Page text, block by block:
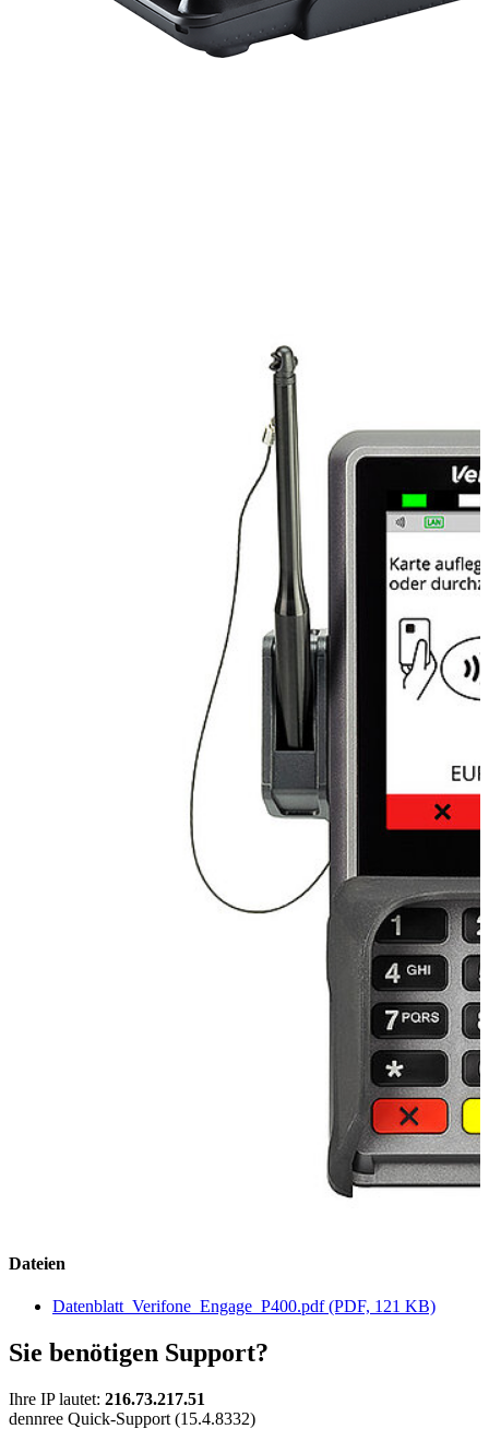
Dateien
Datenblatt_Verifone_Engage_P400.pdf(PDF, 121 KB)
Sie benötigen Support?
Ihre IP lautet: 216.73.217.51
dennree Quick-Support (15.4.8332)